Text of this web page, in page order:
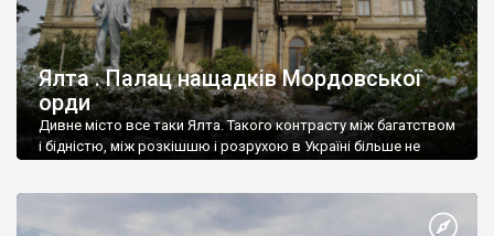
Ялта . Палац нащадків Мордовської
орди
Дивне місто все таки Ялта. Такого контрасту між багатством
і бідністю, між розкішшю і розрухою в Україні більше не